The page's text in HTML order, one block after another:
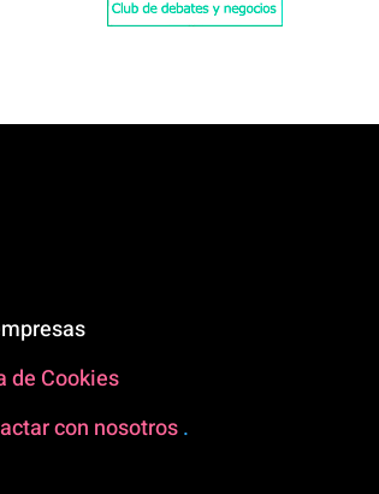
de Cookies
con nosotros .